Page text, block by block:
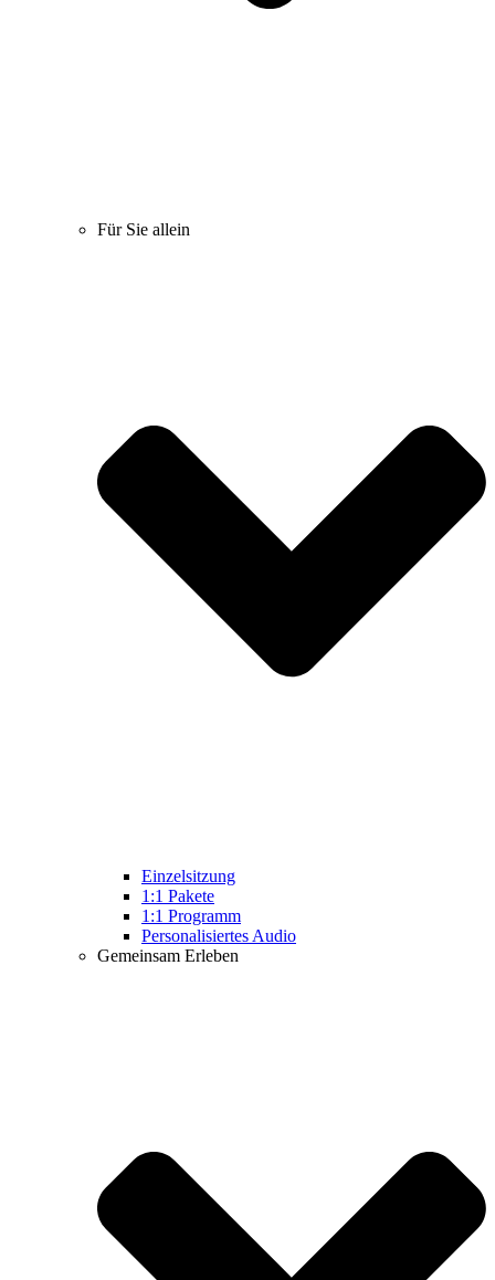
Für Sie allein
Einzelsitzung
1:1 Pakete
1:1 Programm
Personalisiertes Audio
Gemeinsam Erleben